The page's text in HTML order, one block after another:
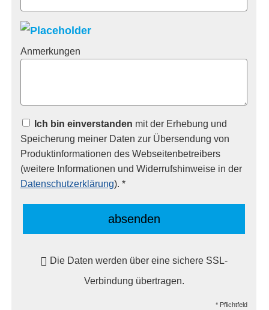
Anmerkungen
Ich bin einverstanden mit der Erhebung und
Speicherung meiner Daten zur Übersendung von
Produktinformationen des Webseitenbetreibers
(weitere Informationen und Widerrufshinweise in der
Datenschutzerklärung). *
absenden
Die Daten werden über eine sichere SSL-
Verbindung übertragen.
* Pflichtfeld